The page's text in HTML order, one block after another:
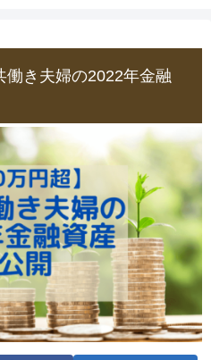
働き夫婦の2022年金融